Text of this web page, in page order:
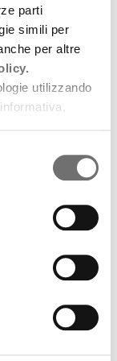
parti
simili per
per altre
utilizzando
a Porretta
Davell